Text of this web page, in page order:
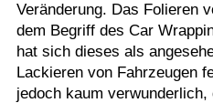
Veränderung. Das Folieren
dem Begriff des Car
hat sich dieses als
Lackieren von Fahrzeugen
jedoch kaum